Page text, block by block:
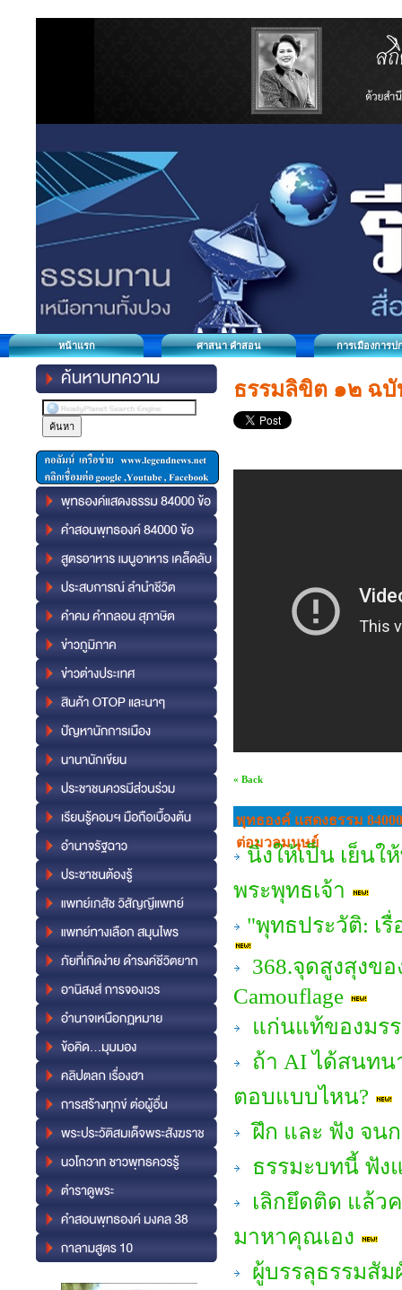
หน้าแรก ศาสนา คำสอน การเมืองการป
ธรรมลิขิต ๑๒ ฉบั
« Back
พุทธองค์ แสดงธรรม
ต่อมวลมนุษย์
นิ่งให้เป็น เย็นใ
พระพุทธเจ้า
"พุทธประวัติ: เ
368.จุดสูงสุงข
Camouflage
แก่นแท้ของมร
ถ้า AI ได้สนท
ตอบแบบไหน?
ฝึก และ ฟัง จน
ธรรมะบทนี้ ฟัง
เลิกยึดติด แล้ว
มาหาคุณเอง
ผู้บรรลุธรรมสัม